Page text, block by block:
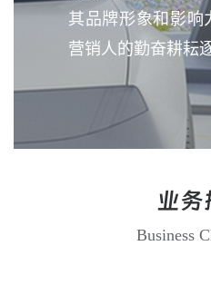
其品牌形象和影响
营销人的勤奋耕耘
业务
Business